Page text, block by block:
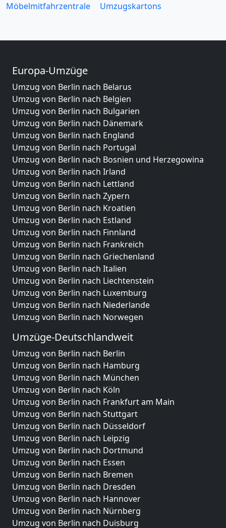
Möbelmitfahrzentrale
Umzugskartons
Europa-Umzüge
Umzug von Berlin nach Belarus
Umzug von Berlin nach Belgien
Umzug von Berlin nach Bulgarien
Umzug von Berlin nach Dänemark
Umzug von Berlin nach England
Umzug von Berlin nach Portugal
Umzug von Berlin nach Bosnien und Herzegowina
Umzug von Berlin nach Irland
Umzug von Berlin nach Lettland
Umzug von Berlin nach Zypern
Umzug von Berlin nach Kroatien
Umzug von Berlin nach Estland
Umzug von Berlin nach Finnland
Umzug von Berlin nach Frankreich
Umzug von Berlin nach Griechenland
Umzug von Berlin nach Italien
Umzug von Berlin nach Liechtenstein
Umzug von Berlin nach Luxemburg
Umzug von Berlin nach Niederlande
Umzug von Berlin nach Norwegen
Umzüge-Deutschlandweit
Umzug von Berlin nach Berlin
Umzug von Berlin nach Hamburg
Umzug von Berlin nach München
Umzug von Berlin nach Köln
Umzug von Berlin nach Frankfurt am Main
Umzug von Berlin nach Stuttgart
Umzug von Berlin nach Düsseldorf
Umzug von Berlin nach Leipzig
Umzug von Berlin nach Dortmund
Umzug von Berlin nach Essen
Umzug von Berlin nach Bremen
Umzug von Berlin nach Dresden
Umzug von Berlin nach Hannover
Umzug von Berlin nach Nürnberg
Umzug von Berlin nach Duisburg